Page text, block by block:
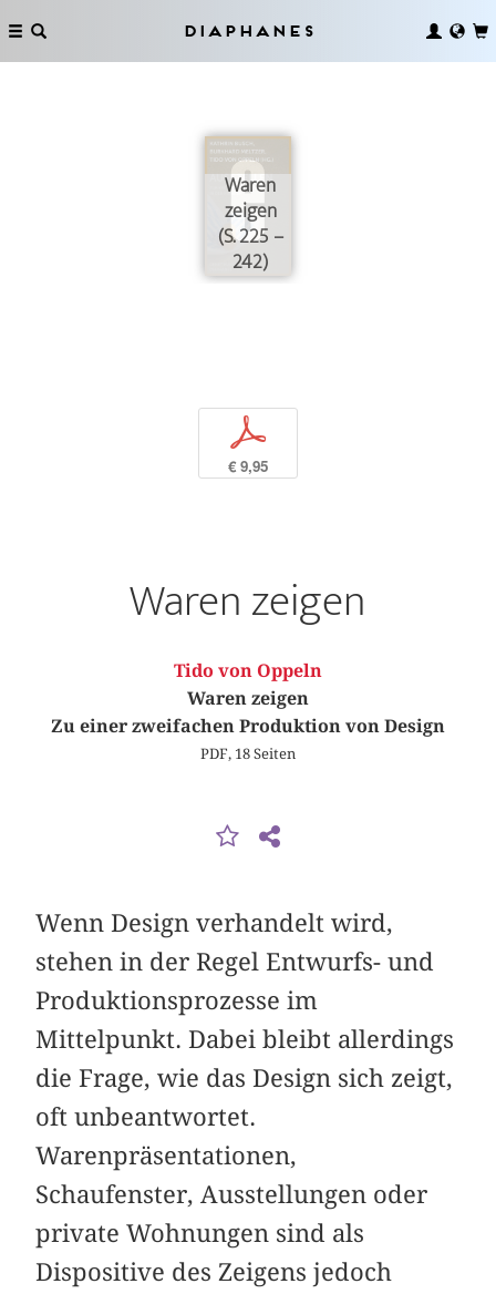
Diaphanes
Waren
zeigen
(S. 225 –
242)
p
€ 9,95
Waren zeigen
Tido von Oppeln
Waren zeigen
Zu einer zweifachen Produktion von Design
PDF, 18 Seiten
Wenn Design verhandelt wird,
stehen in der Regel Entwurfs- und
Produktionsprozesse im
Mittelpunkt. Dabei bleibt allerdings
die Frage, wie das Design sich zeigt,
oft unbeantwortet.
Warenpräsentationen,
Schaufenster, Ausstellungen oder
private Wohnungen sind als
Dispositive des Zeigens jedoch